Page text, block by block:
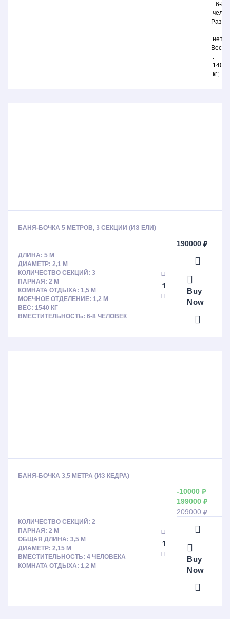
6-8
нет
Вес
1400
кг
БАНЯ-БОЧКА 5 МЕТРОВ, 3 СЕКЦИИ (ИЗ ЕЛИ)
ДЛИНА: 5 М
ДИАМЕТР: 2,1 М
КОЛИЧЕСТВО СЕКЦИЙ: 3
ПАРНАЯ: 2 М
КОМНАТА ОТДЫХА: 1,5 М
МОЕЧНОЕ ОТДЕЛЕНИЕ: 1,2 М
ВЕС: 1540 КГ
ВМЕСТИТЕЛЬНОСТЬ: 6-8 ЧЕЛОВЕК
190000₽
Buy
Now
БАНЯ-БОЧКА 3,5 МЕТРА (ИЗ КЕДРА)
КОЛИЧЕСТВО СЕКЦИЙ: 2
ПАРНАЯ: 2 М
ОБЩАЯ ДЛИНА: 3,5 М
ДИАМЕТР: 2,15 М
ВМЕСТИТЕЛЬНОСТЬ: 4 ЧЕЛОВЕКА
КОМНАТА ОТДЫХА: 1,2 М
-10000₽
199000₽
209000₽
Buy
Now